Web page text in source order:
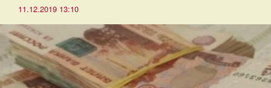
11.12.2019 13:10